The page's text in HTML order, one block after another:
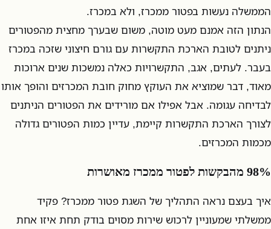
הממשלה נעשות בפטור ממכרז, ולא במכרז.
הנתון הזה אמנם מעט מוטה, משום שבערך מחצית מהפטורים
ניתנים לטובת הארכת התקשרות עם גורם חיצוני שזכה במכרז
בעבר. לעתים, אגב, התקשרויות כאלה נמשכות שנים ארוכות
מאוד, דבר שמוציא את העוקץ מחוק חובת המכרזים והופך אותו
לבדיחה עגומה. אבל אפילו אם מורידים את הפטורים הניתנים
לצורך הארכת התקשרות קיימת, עדיין כמות הפטורים גדולה
מכמות המכרזים.
98% מהבקשות לפטור ממכרז מאושרות
איך בעצם נראה התהליך של השגת פטור ממכרז? פקיד
ממשלתי שמעוניין לרכוש שירות מסוים בודק תחת איזו אחת